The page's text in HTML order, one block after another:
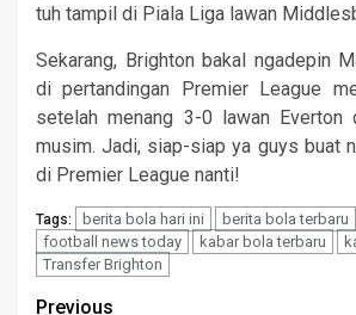
tuh tampil di Piala Liga lawan
Sekarang, Brighton bakal ngadepin
di pertandingan Premier League
setelah menang 3-0 lawan Everton
musim. Jadi, siap-siap ya guys buat
di Premier League nanti!
Tags: berita bola hari ini berita bola terbaru
football news today
kabar bola terbaru
Transfer Brighton
Previous